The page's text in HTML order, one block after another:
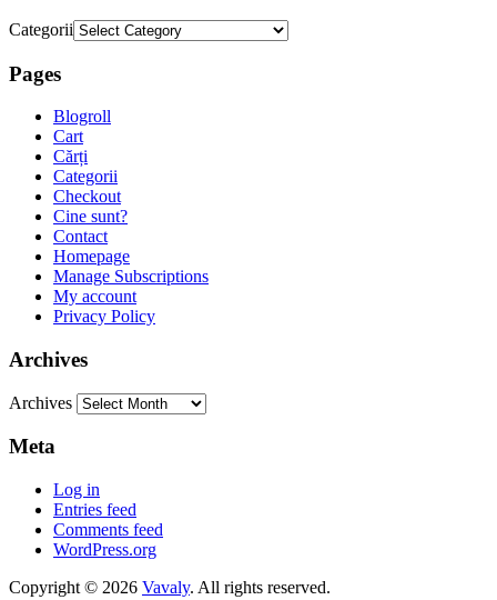
Categorii
Pages
Blogroll
Cart
Cărți
Categorii
Checkout
Cine sunt?
Contact
Homepage
Manage Subscriptions
My account
Privacy Policy
Archives
Archives
Meta
Log in
Entries feed
Comments feed
WordPress.org
Copyright © 2026 Vavaly. All rights reserved.